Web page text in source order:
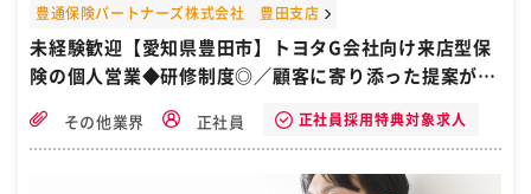
朝礼 8:45 ～ 12:00 デスクワーク（見積り・決裁書類・工事帳票類の
ント打合せ・現場立会など） 17:30 業務終了 ■魅力点： ◇顧客は
トヨタグループ企業がほとんどのため、提案がしやすい環境です。 ◇
のでご安心ください。 ◇入社後は上司やキャリアアドバイザーと面談
きます。 長期休暇もあり、サービス残業はゼロのためプライベートも
豊通保険パートナーズ株式会社 豊田支店
未経験歓迎【愛知県豊田市】トヨタG会社向け来店型保
険の個人営業◆研修制度◎／顧客に寄り添った提案がで
その他業界 正社員 正社員採用特典対象求人